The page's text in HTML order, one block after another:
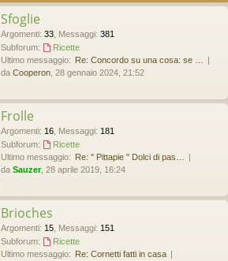
Sfoglie
Argomenti: 33 Messaggi: 381
Subforum:
Ricette
Ultimo messaggio:
Re: Concordo su una cosa: se …
da Cooperon , 28 gennaio 2024, 21:52
Frolle
Argomenti: 16 Messaggi: 181
Subforum:
Ricette
Ultimo messaggio:
Re: " Pittapie " Dolci di pas…
da Sauzer, 28 aprile 2019, 16:24
Brioches
Argomenti: 15 Messaggi: 151
Subforum:
Ricette
Ultimo messaggio:
Re: Cornetti fatti in casa